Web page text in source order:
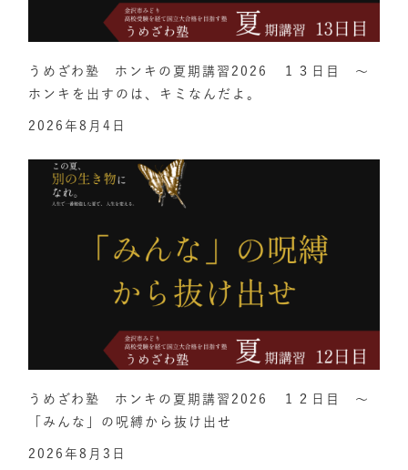
うめざわ塾 ホンキの夏期講習2026 １３日目 ～
ホンキを出すのは、キミなんだよ。
2026年8月4日
うめざわ塾 ホンキの夏期講習2026 １２日目 ～
「みんな」の呪縛から抜け出せ
2026年8月3日